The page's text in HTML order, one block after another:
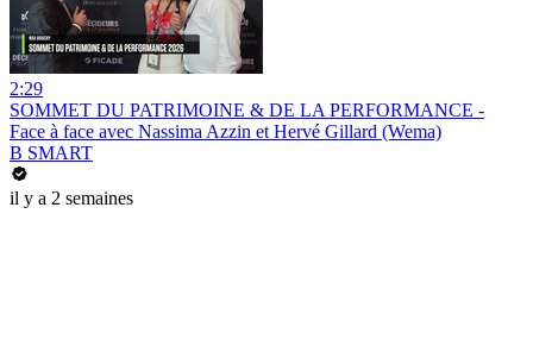
2:29
SOMMET DU PATRIMOINE & DE LA PERFORMANCE -
Face à face avec Nassima Azzin et Hervé Gillard (Wema)
B SMART
il y a 2 semaines